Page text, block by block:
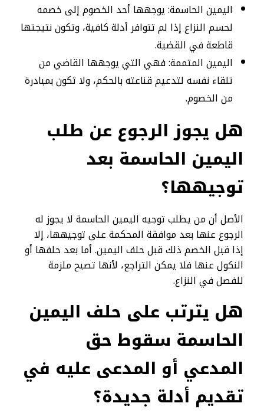
اليمين الحاسمة: يوجهها أحد الخصوم إلى خصمه
لحسم النزاع إذا لم تتوافر أدلة كافية، وتكون نتيجتها
قاطعة في القضية.
اليمين المتممة: فهي التي يوجهها القاضي من
تلقاء نفسه لتدعيم قناعته بالحكم، ولا تكون بمبادرة
من الخصوم.
هل يجوز الرجوع عن طلب
اليمين الحاسمة بعد
توجيهها؟
الأصل أن من يطلب توجيه اليمين الحاسمة لا يجوز له
الرجوع عنها بعد موافقة المحكمة على توجيهها، إلا
إذا قبل الخصم ذلك قبل حلف اليمين. أما بعد حلفها أو
النكول عنها فلا يمكن التراجع، لأنها تصبح ملزمة
للفصل في النزاع.
هل يترتب على حلف اليمين
الحاسمة سقوط حق
المدعي أو المدعى عليه في
تقديم أدلة جديدة؟